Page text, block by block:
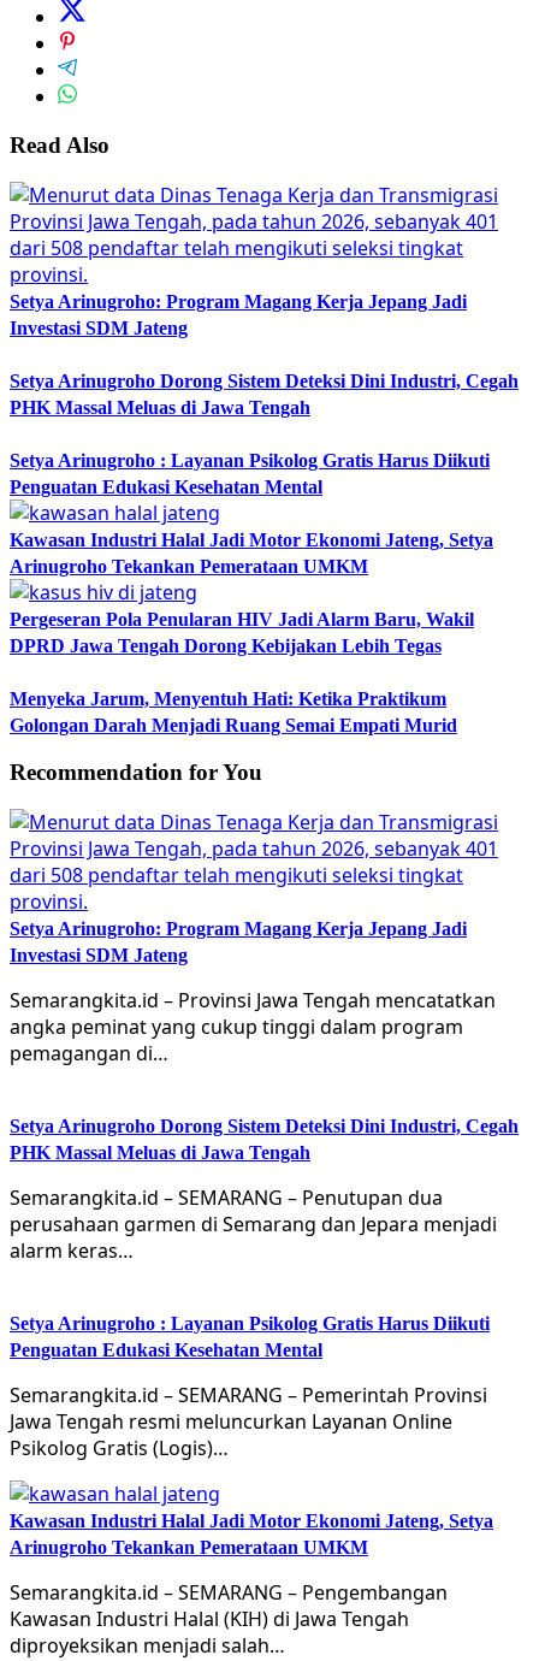
Read Also
Setya Arinugroho: Program Magang Kerja Jepang Jadi
Investasi SDM Jateng
Setya Arinugroho Dorong Sistem Deteksi Dini Industri, Cegah
PHK Massal Meluas di Jawa Tengah
Setya Arinugroho : Layanan Psikolog Gratis Harus Diikuti
Penguatan Edukasi Kesehatan Mental
Kawasan Industri Halal Jadi Motor Ekonomi Jateng, Setya
Arinugroho Tekankan Pemerataan UMKM
Pergeseran Pola Penularan HIV Jadi Alarm Baru, Wakil
DPRD Jawa Tengah Dorong Kebijakan Lebih Tegas
Menyeka Jarum, Menyentuh Hati: Ketika Praktikum
Golongan Darah Menjadi Ruang Semai Empati Murid
Recommendation for You
Setya Arinugroho: Program Magang Kerja Jepang Jadi
Investasi SDM Jateng
Semarangkita.id – Provinsi Jawa Tengah mencatatkan
angka peminat yang cukup tinggi dalam program
pemagangan di…
Setya Arinugroho Dorong Sistem Deteksi Dini Industri, Cegah
PHK Massal Meluas di Jawa Tengah
Semarangkita.id – SEMARANG – Penutupan dua
perusahaan garmen di Semarang dan Jepara menjadi
alarm keras…
Setya Arinugroho : Layanan Psikolog Gratis Harus Diikuti
Penguatan Edukasi Kesehatan Mental
Semarangkita.id – SEMARANG – Pemerintah Provinsi
Jawa Tengah resmi meluncurkan Layanan Online
Psikolog Gratis (Logis)…
Kawasan Industri Halal Jadi Motor Ekonomi Jateng, Setya
Arinugroho Tekankan Pemerataan UMKM
Semarangkita.id – SEMARANG – Pengembangan
Kawasan Industri Halal (KIH) di Jawa Tengah
diproyeksikan menjadi salah…